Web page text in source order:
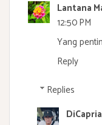
Lantana
12:50 PM
Yang
Reply
Replies